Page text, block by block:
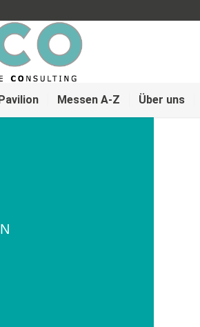
Messen A-Z Über uns